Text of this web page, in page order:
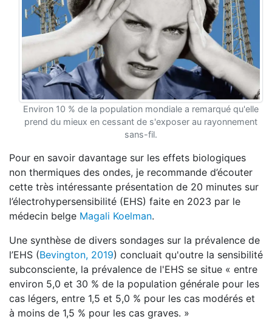
Environ 10 % de la population mondiale a remarqué qu'elle
prend du mieux en cessant de s'exposer au rayonnement
sans-fil.
Pour en savoir davantage sur les effets biologiques
non thermiques des ondes, je recommande d’écouter
cette très intéressante présentation de 20 minutes sur
l’électrohypersensibilité (EHS) faite en 2023 par le
médecin belge Magali Koelman.
Une synthèse de divers sondages sur la prévalence de
l’EHS (Bevington, 2019) concluait qu'outre la sensibilité
subconsciente, la prévalence de l'EHS se situe « entre
environ 5,0 et 30 % de la population générale pour les
cas légers, entre 1,5 et 5,0 % pour les cas modérés et
à moins de 1,5 % pour les cas graves. »